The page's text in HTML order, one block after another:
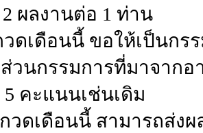
2 ผลงานต่อ 1 ท่าน
ดเดือนนี้ ขอให้เป็นกร
นกรรมการที่มาจากอ
คะแนนเช่นเดิม
วดเดือนนี้ สามารถส่ง